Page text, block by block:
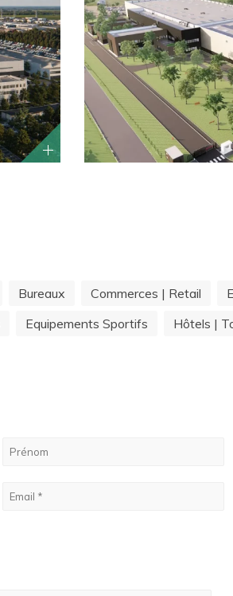
Bureaux Commerces | Retail
Equipements Sportifs Hôtels |